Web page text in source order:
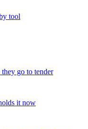
tool
they go to tender
it now